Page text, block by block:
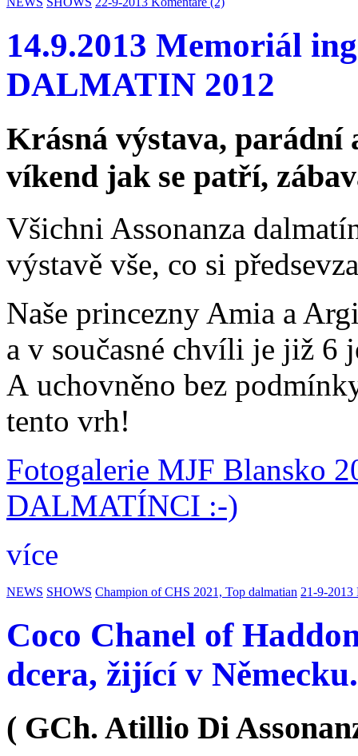
14.9.2013 Memoriál
DALMATIN 2012
Krásná výstava, parádní
víkend jak se patří,
Všichni Assonanza
výstavě vše, co si
Naše princezny Amia a
a v současné chvíli je již 6
A uchovněno bez
tento vrh!
Fotogalerie MJF Blansko
DALMATÍNCI :-)
více
NEWS SHOWS Champion of CHS 2021, Top dalmatian 21-9-2013
Coco Chanel of
dcera, žijící v Německu.
( GCh. Atillio Di